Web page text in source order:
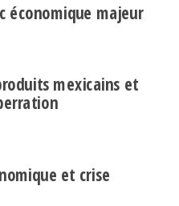
économique majeur
mexicains et
et crise